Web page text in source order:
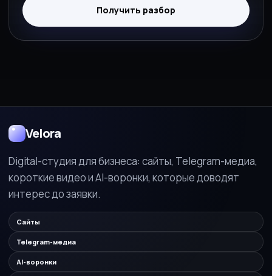
Получить разбор
Velora
Digital-студия для бизнеса: сайты, Telegram-медиа,
короткие видео и AI-воронки, которые доводят
интерес до заявки.
Сайты
Telegram-медиа
AI-воронки